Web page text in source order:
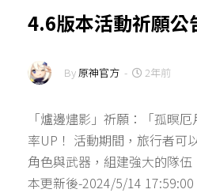
4.6版本活動祈願公
By 原神官方 - 2年前
「爐邊燼影」祈願：「孤暝
率UP！ 活動期間，旅行者可
角色與武器，組建強大的隊
本更新後-2024/5/14